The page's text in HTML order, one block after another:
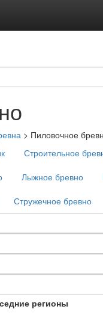
> Пиловочное
Строительное
Лыжное бревно
Стружечное бревно
регионы